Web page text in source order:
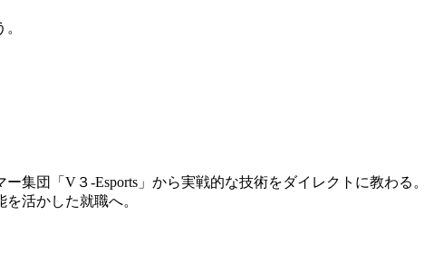
集団「V３-Esports」から実戦的な技術をダイレクトに教わる。
活かした就職へ。